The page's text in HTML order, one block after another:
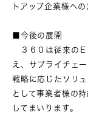
トアップ企業様へ
■今後の展開
３６０は従来のＥ
え、サプライチェ
戦略に応じたソリ
として事業者様の
してまいります。